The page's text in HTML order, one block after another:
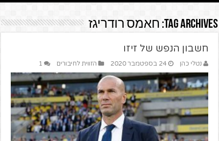
Tag Archives: חאמס רודריגז
חשבון הנפש של זיזו
נטלי כהן 24 בספטמבר 2020 הזווית לחיבורים 1